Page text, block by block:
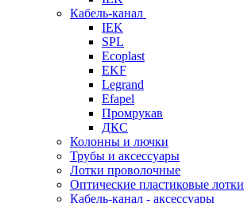
Кабель-канал
IEK
SPL
Ecoplast
EKF
Legrand
Efapel
Промрукав
ДКС
Колонны и лючки
Трубы и аксессуары
Лотки проволочные
Оптические пластиковые лотки
Кабель-канал - аксессуары